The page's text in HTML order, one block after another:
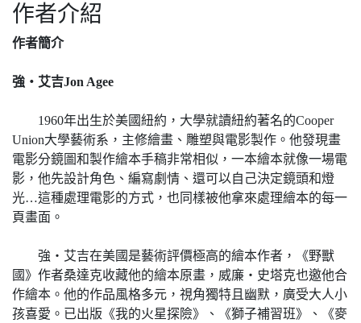
作者介紹
作者簡介
強‧艾吉Jon Agee
1960年出生於美國紐約，大學就讀紐約著名的Cooper
Union大學藝術系，主修繪畫、雕塑與電影製作。他發現畫
電影分鏡圖和製作繪本手稿非常相似，一本繪本就像一場電
影，他先設計角色、編寫劇情、還可以自己決定鏡頭和燈
光…這種處理電影的方式，也同樣被他拿來處理繪本的每一
頁畫面。
強‧艾吉在美國是藝術評價極高的繪本作者，《野獸
國》作者桑達克收藏他的繪本原畫，威廉‧史塔克也邀他合
作繪本。他的作品風格多元，視角獨特且幽默，廣受大人小
孩喜愛。已出版《我的火星探險》、《獅子補習班》、《麥